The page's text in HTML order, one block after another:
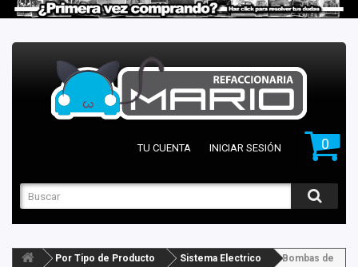
0
TU CUENTA INICIAR SESIÓN
Por Tipo de Producto Sistema Electrico
Bombas de